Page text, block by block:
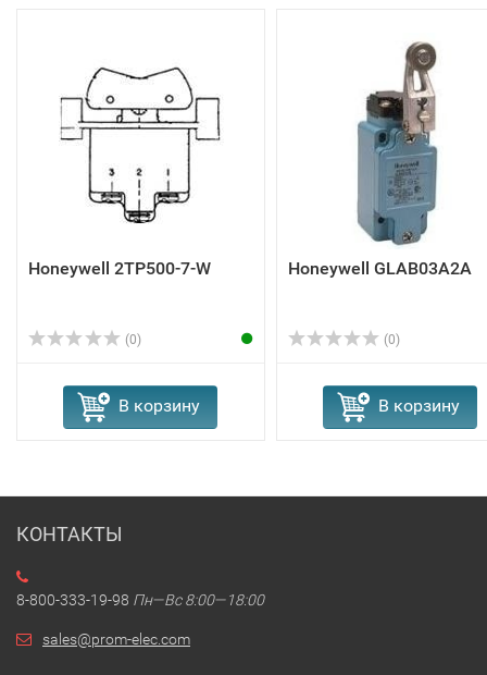
Honeywell 2TP500-7-W
(0)
В корзину
Honeywell GLAB03A2A
(0)
В корзину
КОНТАКТЫ
8-800-333-19-98 Пн—Вс 8:00—18:00
sales@prom-elec.com